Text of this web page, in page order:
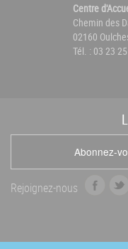
Centre
Chemin des
02160
Tél. : 03 23
Abonnez-
Rejoignez-nous
b
t